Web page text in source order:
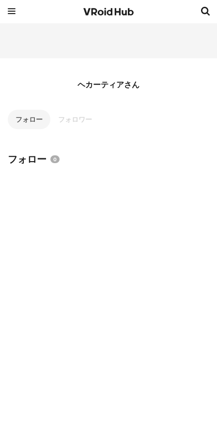
ヘカーティアさん
フォロー フォロワー
フォロー 0